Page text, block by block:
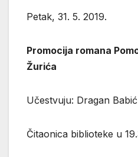
Petak, 31. 5. 2019.
Promocija romana
Žurića
Učestvuju: Dragan
Čitaonica biblioteke u